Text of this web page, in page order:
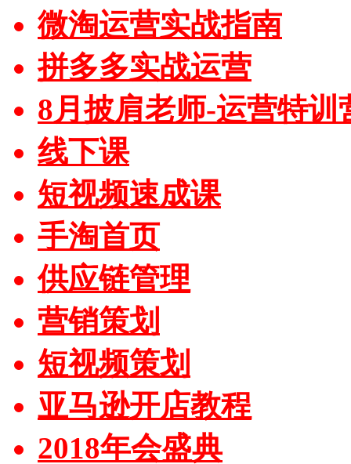
微淘运营实战指南
拼多多实战运营
8月披肩老师-运营特训
线下课
短视频速成课
手淘首页
供应链管理
营销策划
短视频策划
亚马逊开店教程
2018年会盛典